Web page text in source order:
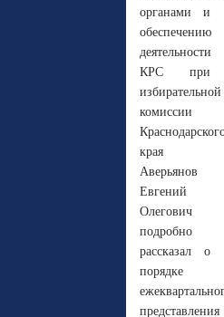
органами и
обеспечению
деятельности
КРС при
избирательной
комиссии
края
Аверьянов
Евгений
Олегович
подробно
рассказал о
порядке
представления